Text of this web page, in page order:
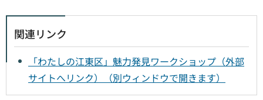
関連リンク
「わたしの江東区」魅力発見ワークショップ（外部
サイトへリンク）（別ウィンドウで開きます）